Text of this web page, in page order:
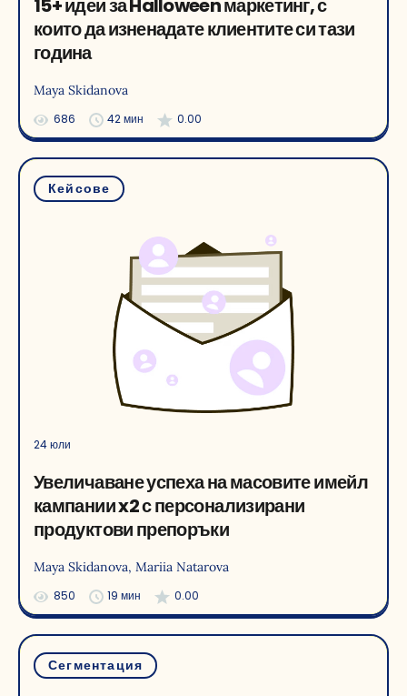
15+ идеи за Halloween маркетинг, с
които да изненадате клиентите си тази
година
Maya Skidanova
686 42 мин 0.00
Кейсове
24 юли
Увеличаване успеха на масовите имейл
кампании x2 с персонализирани
продуктови препоръки
Maya Skidanova, Mariia Natarova
850 19 мин 0.00
Сегментация